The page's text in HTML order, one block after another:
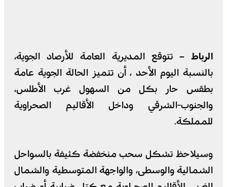
الرباط – تتوقع المديرية العامة للأرصاد الجوية،
بالنسبة اليوم الأحد ، أن تتميز الحالة الجوية عامة
بطقس حار بكل من السهول غرب الأطلس،
والجنوب-الشرقي وداخل الأقاليم الصحراوية
للمملكة.
وسيلاحظ تشكل سحب منخفضة كثيفة بالسواحل
الشمالية والوسطى، والواجهة المتوسطية والشمال